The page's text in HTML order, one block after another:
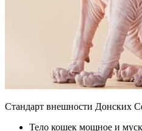
Стандарт внешности Донских
Тело кошек мощное и